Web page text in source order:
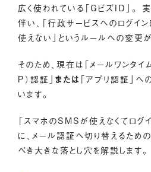
広く使われている「GビズID」。
伴い、「行政サービスへのログ
使えない」というルールへの変更
そのため、現在は「メールワンタイ
P）認証」 または 「アプリ認証」へ
います。
「スマホのSMSが使えなくてログ
に、メール認証へ切り替えるため
べき大きな落とし穴を解説します。